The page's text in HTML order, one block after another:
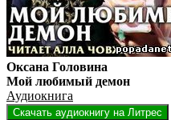
Оксана Головина
Мой любимый демон
Аудиокнига